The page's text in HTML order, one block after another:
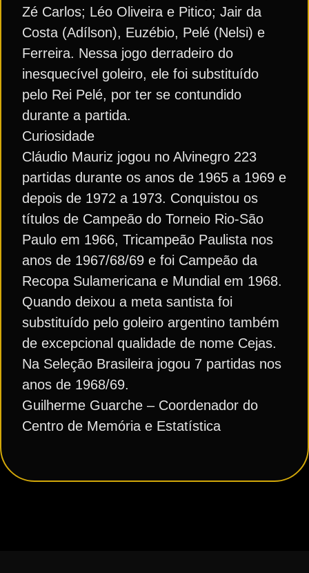
Zé Carlos; Léo Oliveira e Pitico; Jair da
Costa (Adílson), Euzébio, Pelé (Nelsi) e
Ferreira. Nessa jogo derradeiro do
inesquecível goleiro, ele foi substituído
pelo Rei Pelé, por ter se contundido
durante a partida.
Curiosidade
Cláudio Mauriz jogou no Alvinegro 223
partidas durante os anos de 1965 a 1969 e
depois de 1972 a 1973. Conquistou os
títulos de Campeão do Torneio Rio-São
Paulo em 1966, Tricampeão Paulista nos
anos de 1967/68/69 e foi Campeão da
Recopa Sulamericana e Mundial em 1968.
Quando deixou a meta santista foi
substituído pelo goleiro argentino também
de excepcional qualidade de nome Cejas.
Na Seleção Brasileira jogou 7 partidas nos
anos de 1968/69.
Guilherme Guarche – Coordenador do
Centro de Memória e Estatística